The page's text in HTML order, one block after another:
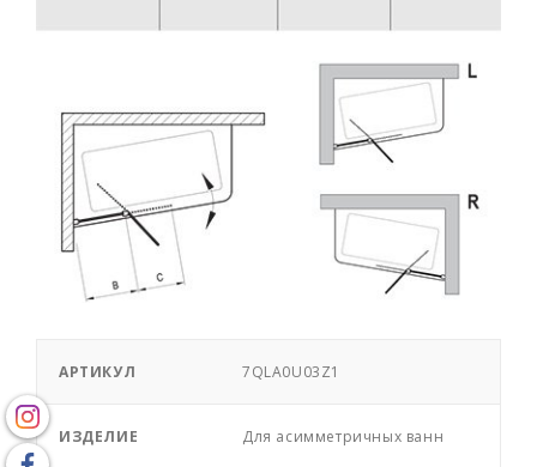
АРТИКУЛ 7QLA0U03Z1
ИЗДЕЛИЕ Для асимметричных ванн